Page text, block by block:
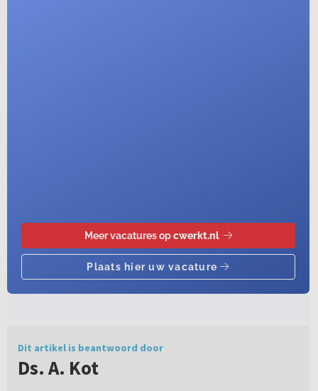
Dit artikel is beantwoord door
Ds. A. Kot